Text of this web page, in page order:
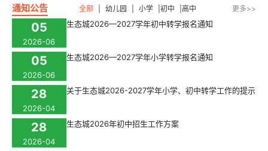
通知公告 全部 幼儿园 小学 初中 高中 更多>>
05
2026-06
生态城2026—2027学年初中转学报名通知
05
2026-06
生态城2026—2027学年小学转学报名通知
28
2026-04
关于生态城2026-2027学年小学、初中转学工作的提示
28
2026-04
生态城2026年初中招生工作方案